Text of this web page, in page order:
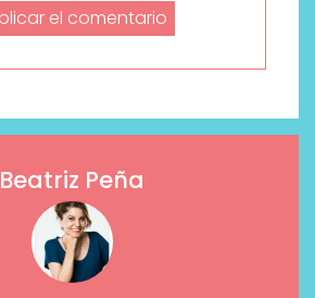
Beatriz Peña